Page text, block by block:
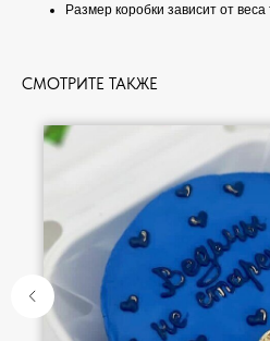
Размер коробки зависит от
СМОТРИТЕ ТАКЖЕ